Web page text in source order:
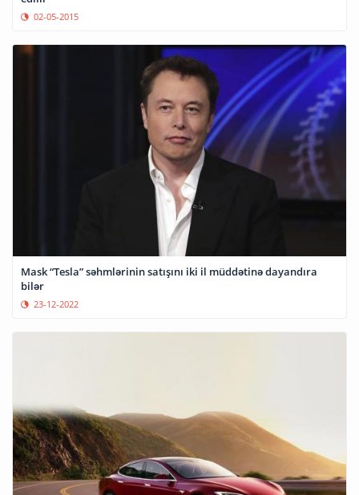
02-05-2015
Mask “Tesla” səhmlərinin satışını iki il müddətinə dayandıra
bilər
23-12-2022